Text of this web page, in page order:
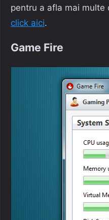
pentru a afla mai
click aici.
Game Fire